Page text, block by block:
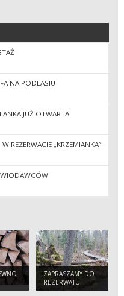
NA PODLASIU
JUŻ OTWARTA
REZERWACIE „KRZEMIANKA”
ZAPRASZAMY DO
REZERWATU
KRZEMIANKA